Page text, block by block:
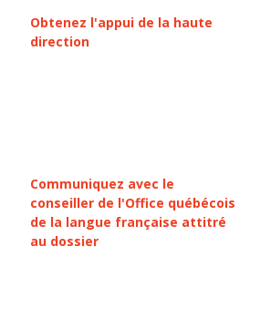
Obtenez l'appui de la haute
direction
Communiquez avec le
conseiller de l'Office québécois
de la langue française attitré
au dossier